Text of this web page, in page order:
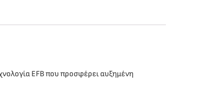
EFB που προσφέρει αυξημένη